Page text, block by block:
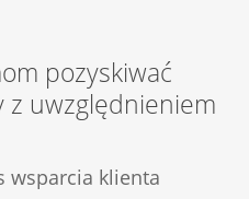
pozyskiwać
uwzględnieniem
wsparcia klienta